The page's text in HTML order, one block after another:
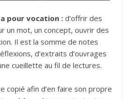
pour vocation : d’offrir des
un mot, un concept, ouvrir des
Il est la somme de notes
d’extraits d’ouvrages
cueillette au fil de lectures.
copié afin d’en faire son propre